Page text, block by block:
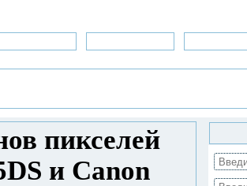
пикселей
и Canon